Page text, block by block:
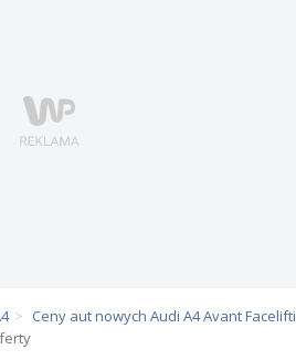
Ceny aut nowych Audi A4 Avant